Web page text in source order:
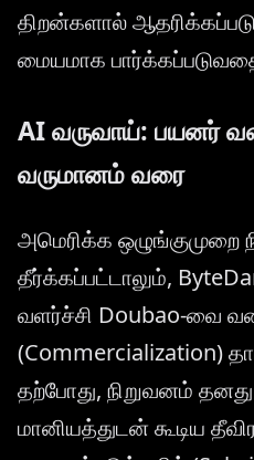
திறன்களால்
மையமாக
AI வருவாய்: பயனர்
வருமானம் வரை
அமெரிக்க
தீர்க்கப்பட்டாலும்,
வளர்ச்சி Doubao-வை
(Commercialization)
தற்போது, நிறுவனம்
மானியத்துடன் கூடிய